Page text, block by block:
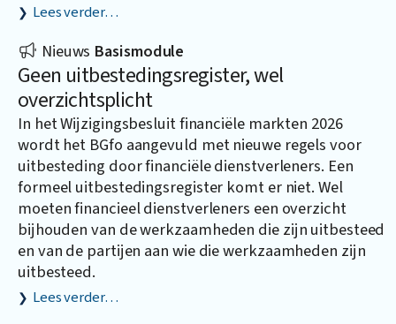
Lees verder…
Nieuws Basismodule
Geen uitbestedingsregister, wel
overzichtsplicht
In het Wijzigingsbesluit financiële markten 2026
wordt het BGfo aangevuld met nieuwe regels voor
uitbesteding door financiële dienstverleners. Een
formeel uitbestedingsregister komt er niet. Wel
moeten financieel dienstverleners een overzicht
bijhouden van de werkzaamheden die zijn uitbesteed
en van de partijen aan wie die werkzaamheden zijn
uitbesteed.
Lees verder…